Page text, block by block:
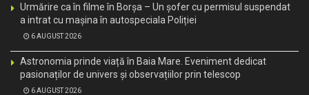
Urmărire ca în filme în Borșa – Un șofer cu permisul suspendat
a intrat cu mașina în autospeciala Poliției
6 AUGUST 2026
Astronomia prinde viață în Baia Mare. Eveniment dedicat
pasionaților de univers și observațiilor prin telescop
6 AUGUST 2026